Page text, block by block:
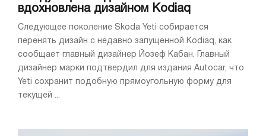
вдохновлена дизайном Kodiaq
Следующее поколение Skoda Yeti собирается
перенять дизайн с недавно запущенной Kodiaq, как
сообщает главный дизайнер Йозеф Кабан. Главный
дизайнер марки подтвердил для издания Autocar, что
Yeti сохранит подобную прямоугольную форму для
текущей ...